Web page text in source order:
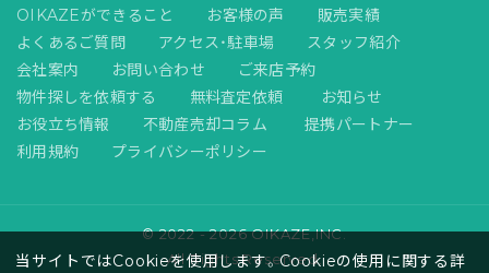
OIKAZEができること お客様の声
販売実績
よくあるご質問
アクセス・駐車場
スタッフ紹介
会社案内
お問い合わせ
ご来店予約
物件探しを依頼する
無料査定依頼
お知らせ
お役立ち情報
不動産売却コラム
提携パートナー
利用規約
プライバシーポリシー
© 2022 - 2026 OIKAZE,INC.
All Rights Reserved.
当サイトではCookieを使用します。Cookieの使用に関する詳